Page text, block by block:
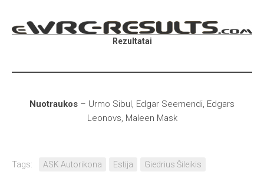
Rezultatai
Nuotraukos – Urmo Sibul, Edgar Seemendi, Edgars
Leonovs, Maleen Mask
Tags: ASK Autorikona Estija
Giedrius Šileikis